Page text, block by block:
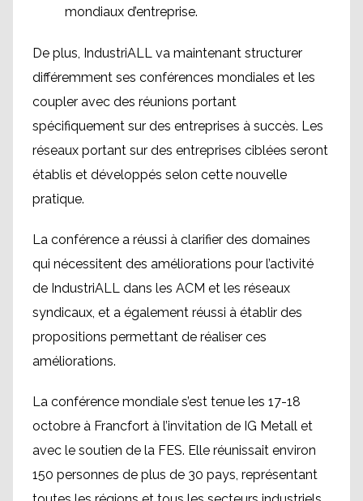
mondiaux d’entreprise.
De plus, IndustriALL va maintenant structurer
différemment ses conférences mondiales et les
coupler avec des réunions portant
spécifiquement sur des entreprises à succès. Les
réseaux portant sur des entreprises ciblées seront
établis et développés selon cette nouvelle
pratique.
La conférence a réussi à clarifier des domaines
qui nécessitent des améliorations pour l’activité
de IndustriALL dans les ACM et les réseaux
syndicaux, et a également réussi à établir des
propositions permettant de réaliser ces
améliorations.
La conférence mondiale s’est tenue les 17-18
octobre à Francfort à l’invitation de IG Metall et
avec le soutien de la FES. Elle réunissait environ
150 personnes de plus de 30 pays, représentant